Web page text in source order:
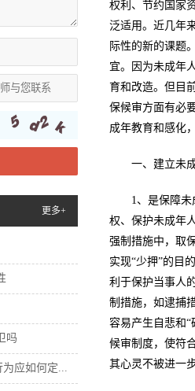
更多+
吗
应如何定...
权利、节约国家
泛适用。近几年
际性的新的课题
宜。因为未成年
育和改造。但目
保候审方面有必
成年教育和感化
一、建立未
1、是保障
权、保护未成年
强制措施中，取
实现“少押”的目
利于保护当事人
制措施，如逮捕
容易产生自悲和
候审制度，使符
其心灵不被进一